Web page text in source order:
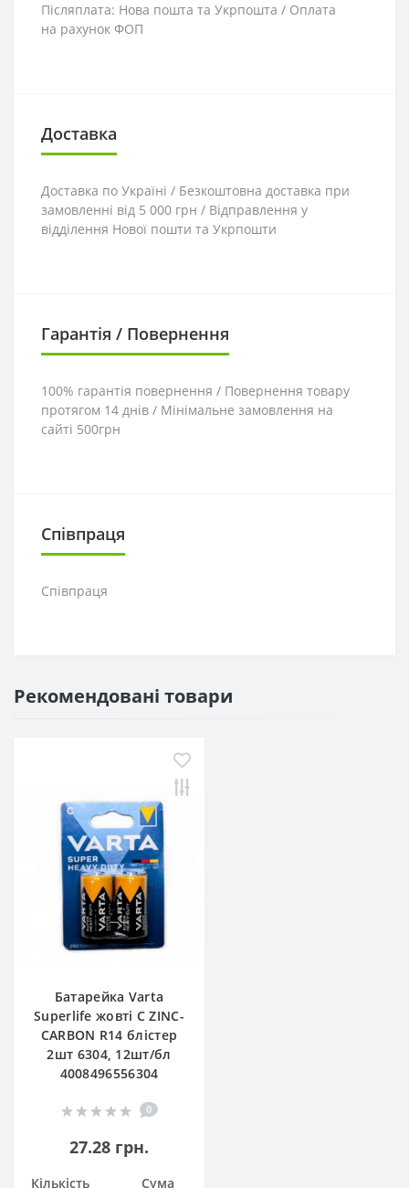
Післяплата: Нова пошта та Укрпошта / Оплата
на рахунок ФОП
Доставка
Доставка по Україні / Безкоштовна доставка при
замовленні від 5 000 грн / Відправлення у
відділення Нової пошти та Укрпошти
Гарантія / Повернення
100% гарантія повернення / Повернення товару
протягом 14 днів / Мінімальне замовлення на
сайті 500грн
Співпраця
Співпраця
Рекомендовані товари
Батарейка Varta
Superlife жовті С ZINC-
CARBON R14 блістер
2шт 6304, 12шт/бл
4008496556304
0
27.28 грн.
Кількість Сума